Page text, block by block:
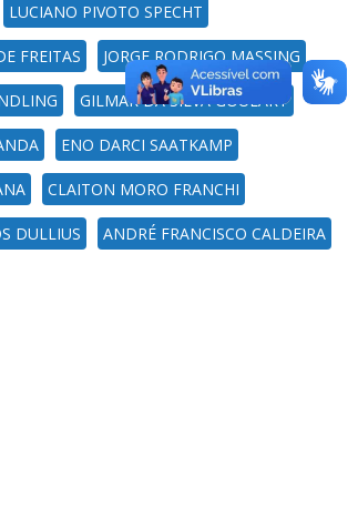
LUCIANO PIVOTO SPECHT
FREITAS JORGE RODRIGO MASSING
GILMAR DA SILVA GOULART
ENO DARCI SAATKAMP
CLAITON MORO FRANCHI
DULLIUS ANDRÉ FRANCISCO CALDEIRA